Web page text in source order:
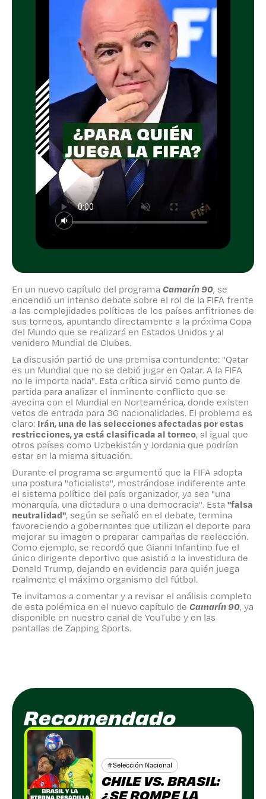
Norteamérica, donde existen vetos de
entrada para 36 nacionalidades. El problema
Irán, una de las selecciones
afectadas por estas restricciones, ya está
clasificada al torneo , al igual que otros
países como Uzbekistán y Jordania que
podrían estar en la misma situación.
Durante el programa se argumentó que la
FIFA adopta una postura "oficialista",
mostrándose indiferente ante el sistema
político del país organizador, ya sea "una
monarquía, una dictadura o una democracia".
Esta"falsa neutralidad" , según se señaló en
el debate, termina favoreciendo a
gobernantes que utilizan el deporte para
mejorar su imagen o preparar campañas de
reelección. Como ejemplo, se recordó que
Gianni Infantino fue el único dirigente
deportivo que asistió a la investidura de
Donald Trump, dejando en evidencia para
del fútbol.
Te invitamos a comentar y a revisar el
análisis completo de esta polémica en el
nuevo capítulo de Camarín 90, ya disponible
en nuestro canal de YouTube y en las
pantallas de Zapping Sports.
En un nuevo capítulo del programa Camarín 90, se
encendió un intenso debate sobre el rol de la FIFA frente
a las complejidades políticas de los países anfitriones de
sus torneos, apuntando directamente a la próxima Copa
del Mundo que se realizará en Estados Unidos y al
venidero Mundial de Clubes.
La discusión partió de una premisa contundente: "Qatar
es un Mundial que no se debió jugar en Qatar. A la FIFA
no le importa nada". Esta crítica sirvió como punto de
partida para analizar el inminente conflicto que se
avecina con el Mundial en Norteamérica, donde existen
vetos de entrada para 36 nacionalidades. El problema es
claro: Irán, una de las selecciones afectadas por estas
restricciones, ya está clasificada al torneo, al igual que
otros países como Uzbekistán y Jordania que podrían
estar en la misma situación.
Durante el programa se argumentó que la FIFA adopta
una postura "oficialista", mostrándose indiferente ante
el sistema político del país organizador, ya sea "una
monarquía, una dictadura o una democracia". Esta "falsa
neutralidad", según se señaló en el debate, termina
favoreciendo a gobernantes que utilizan el deporte para
mejorar su imagen o preparar campañas de reelección.
Como ejemplo, se recordó que Gianni Infantino fue el
único dirigente deportivo que asistió a la investidura de
Donald Trump, dejando en evidencia para quién juega
realmente el máximo organismo del fútbol.
Te invitamos a comentar y a revisar el análisis completo
de esta polémica en el nuevo capítulo de Camarín 90, ya
disponible en nuestro canal de YouTube y en las
pantallas de Zapping Sports.
Recomendado
#Selección Nacional
CHILE VS. BRASIL:
¿SE ROMPE LA